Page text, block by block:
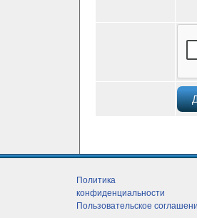
Политика
конфиденциальности
Пользовательское